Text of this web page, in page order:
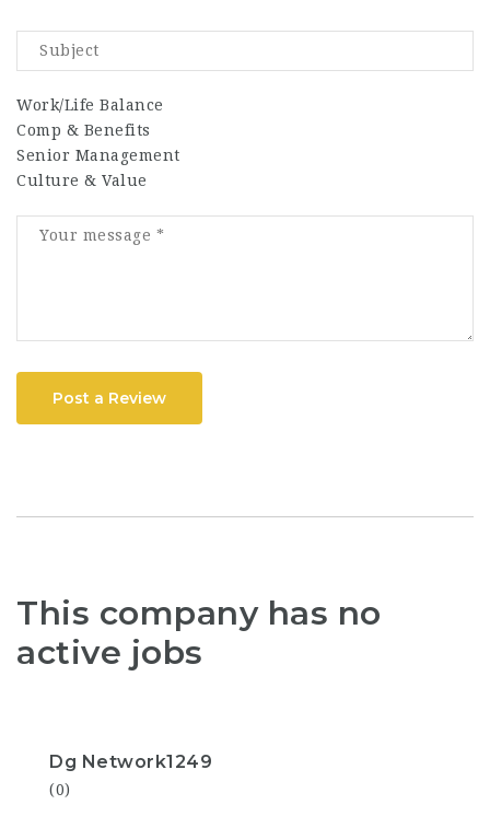
Work/Life Balance
Comp & Benefits
Senior Management
Culture & Value
Post a Review
This company has no
active jobs
Dg Network1249
(0)